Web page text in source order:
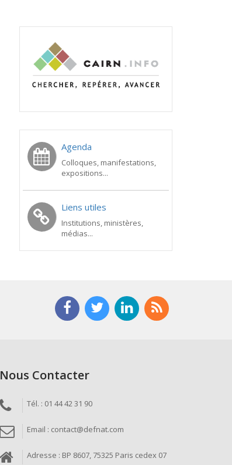
Agenda
Colloques, manifestations,
expositions...
Liens utiles
Institutions, ministères,
médias...
Nous Contacter
Tél. : 01 44 42 31 90
Email : contact@defnat.com
Adresse : BP 8607, 75325 Paris cedex 07